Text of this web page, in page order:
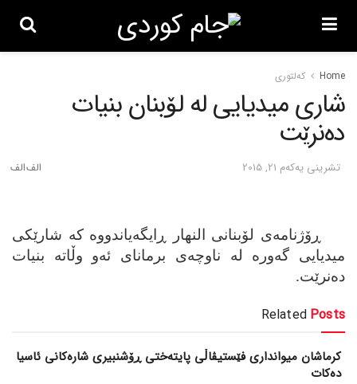
Home کەلتوری
شاری میدیایی له‌ لۆبنان بنیات
ده‌نرێت
تشرینی یه‌كه‌م 21, 2015
ڕۆژنامه‌ی لۆبنانی النهار ڕایگه‌یاندووه‌ که‌ شارێکی
میدیایی گه‌وره‌ له‌ ناوچه‌ی برمانای ئه‌و وڵاته‌ بنیات
ده‌نرێت.
Related Posts
کرماشان میوانداری فێستیڤاڵی پایتەختی ڕۆشنبیری شارەکانی ئاسیا
دەکات